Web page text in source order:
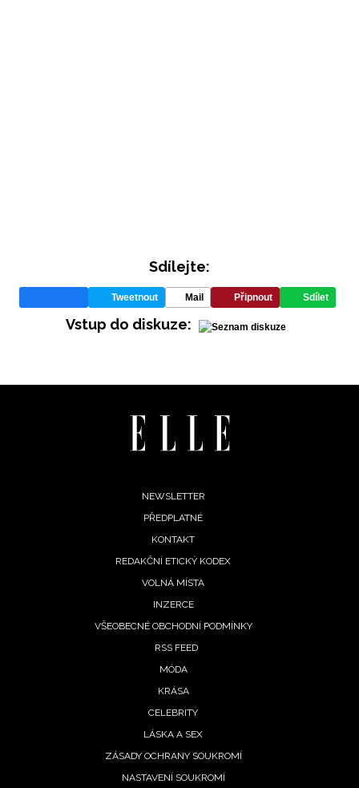
Sdílejte:
Tweetnout Mail Připnout Sdílet
Vstup do diskuze:
NEWSLETTER
PŘEDPLATNÉ
KONTAKT
REDAKČNÍ ETICKÝ KODEX
VOLNÁ MÍSTA
INZERCE
VŠEOBECNÉ OBCHODNÍ PODMÍNKY
RSS FEED
MÓDA
KRÁSA
CELEBRITY
LÁSKA A SEX
ZÁSADY OCHRANY SOUKROMÍ
NASTAVENÍ SOUKROMÍ